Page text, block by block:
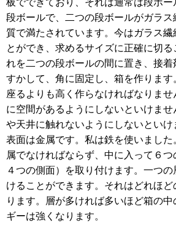
板でできており、それは通常は段ボー
段ボールで、二つの段ボールがガラ
質で満たされています。今はガラス繊
とができ、求めるサイズに正確に切
れを二つの段ボールの間に置き、接着
すかして、角に固定し、箱を作りま
座るよりも高く作らなければなりま
に空間があるようにしないといけま
や天井に触れないようにしないとい
表面は金属です。私は鉄を使いまし
属でなければならず、中に入って６つ
４つの側面）を取り付けます。一つの
けることができます。それはどれほど
ります。層が多ければ多いほど箱の
ギーは強くなります。